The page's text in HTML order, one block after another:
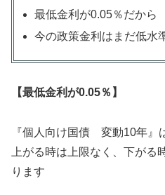
最低金利が0.05％だから
今の政策金利はまだ低水
【最低金利が0.05％】
『個人向け国債 変動10年』
上がる時は上限なく、下が
ります